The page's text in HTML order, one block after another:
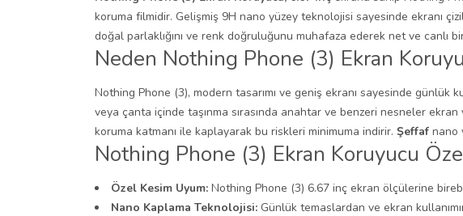
koruma filmidir. Gelişmiş 9H nano yüzey teknolojisi sayesinde ekranı
doğal parlaklığını ve renk doğruluğunu muhafaza ederek net ve canlı
Neden Nothing Phone (3) Ekran
Nothing Phone (3), modern tasarımı ve geniş ekranı sayesinde
veya çanta içinde taşınma sırasında anahtar ve benzeri nesneler
koruma katmanı ile kaplayarak bu riskleri minimuma indirir. Şeffaf nano
Nothing Phone (3) Ekran Koruyucu
Özel Kesim Uyum: Nothing Phone (3) 6.67 inç ekran ölçülerine
Nano Kaplama Teknolojisi: Günlük temaslardan ve ekran